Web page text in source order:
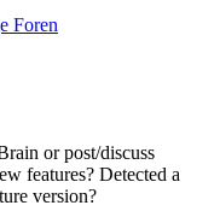
Foren
or post/discuss
features? Detected a
version?